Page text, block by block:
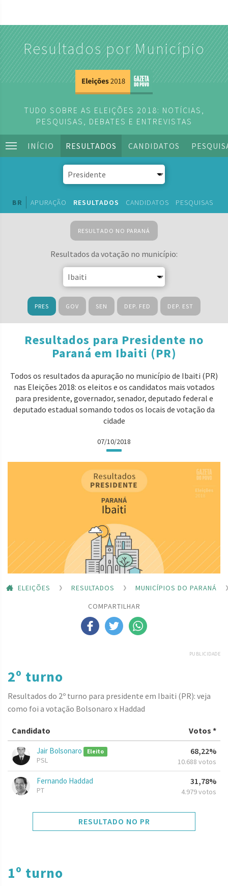
Resultados por Município
TUDO SOBRE AS ELEIÇÕES 2018: NOTÍCIAS,
PESQUISAS, DEBATES E ENTREVISTAS
INÍCIO RESULTADOS CANDIDATOS
BR APURAÇÃO RESULTADOS CANDIDATOS PESQUISAS
RESULTADO NO PARANÁ
Resultados da votação no município:
PRES GOV SEN DEP. FED DEP. EST
Resultados para Presidente no
Paraná em Ibaiti (PR)
Todos os resultados da apuração no município de Ibaiti (PR)
nas Eleições 2018: os eleitos e os candidatos mais votados
para presidente, governador, senador, deputado federal e
deputado estadual somando todos os locais de votação da
cidade
07/10/2018
ELEIÇÕES RESULTADOS
MUNICÍPIOS DO PARANÁ
COMPARTILHAR
PUBLICIDADE
2º turno
Resultados do 2º turno para presidente em Ibaiti (PR): veja
como foi a votação Bolsonaro x Haddad
Candidato Votos *
Jair Bolsonaro Eleito
PSL
68,22%
10.688 votos
Fernando Haddad
PT
31,78%
4.979 votos
RESULTADO NO PR
1º turno